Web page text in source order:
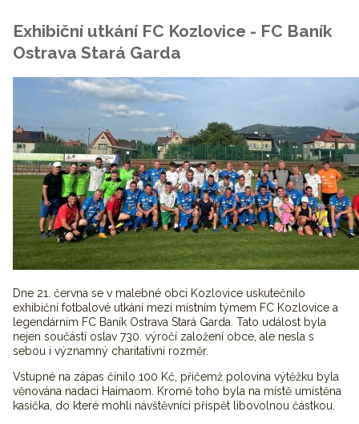
Exhibiční utkání FC Kozlovice - FC Baník
Ostrava Stará Garda
Dne 21. června se v malebné obci Kozlovice uskutečnilo
exhibiční fotbalové utkání mezi místním týmem FC Kozlovice a
legendárním FC Baník Ostrava Stará Garda. Tato událost byla
nejen součástí oslav 730. výročí založení obce, ale nesla s
sebou i významný charitativní rozměr.
Vstupné na zápas činilo 100 Kč, přičemž polovina výtěžku byla
věnována nadaci Haimaom. Kromě toho byla na místě umístěna
kasička, do které mohli návštěvníci přispět libovolnou částkou.